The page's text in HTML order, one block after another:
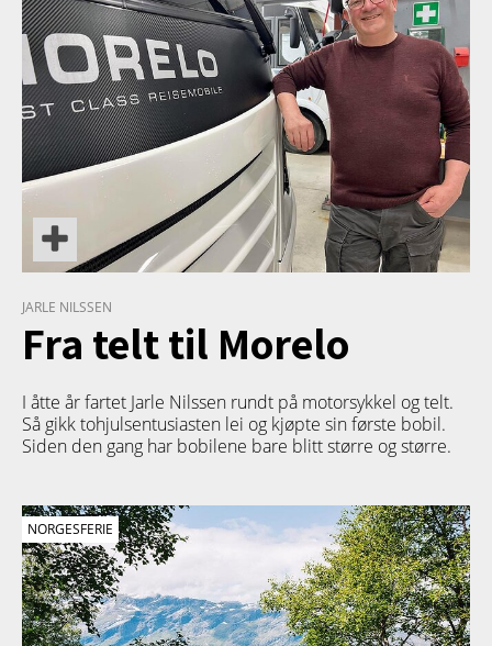
JARLE NILSSEN
Fra telt til Morelo
I åtte år fartet Jarle Nilssen rundt på motorsykkel og telt.
Så gikk tohjulsentusiasten lei og kjøpte sin første bobil.
Siden den gang har bobilene bare blitt større og større.
NORGESFERIE